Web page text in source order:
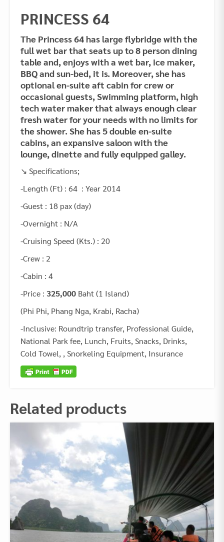
PRINCESS 64
The Princess 64 has large flybridge with the
full wet bar that seats up to 8 person dining
table and, enjoys with a wet bar, ice maker,
BBQ and sun-bed, it is. Moreover, she has
optional en-suite aft cabin for crew or
occasional guests, Swimming platform, high
tech water maker that always enough clear
fresh water for your needs with no limits for
the shower. She has 5 double en-suite
cabins, an expansive saloon with the
lounge, dinette and fully equipped galley.
↘ Specifications;
-Length (Ft) : 64 : Year 2014
-Guest : 18 pax (day)
-Overnight : N/A
-Cruising Speed (Kts.) : 20
-Crew : 2
-Cabin : 4
-Price : 325,000 Baht (1 Island)
(Phi Phi, Phang Nga, Krabi, Racha)
-Inclusive: Roundtrip transfer, Professional Guide,
National Park fee, Lunch, Fruits, Snacks, Drinks,
Cold Towel, , Snorkeling Equipment, Insurance
Related products